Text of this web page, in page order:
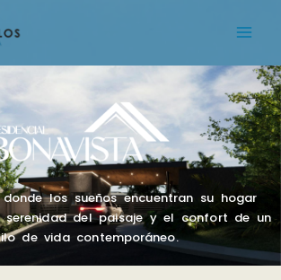
los sueños encuentran su hogar
del paisaje y el confort de un
de vida contemporáneo.